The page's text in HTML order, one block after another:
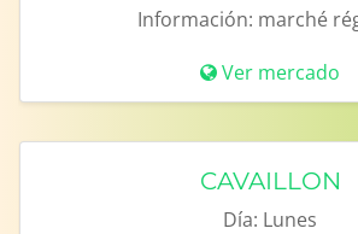
Información: marché
Ver mercado
CAVAILLON
Día: Lunes